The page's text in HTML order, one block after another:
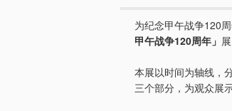
为纪念甲午战争120
甲午战争120周年」
本展以时间为轴线，
三个部分，为观众展